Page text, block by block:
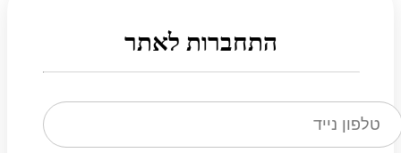
התחברות לאתר